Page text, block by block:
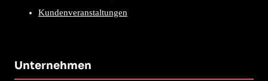
Kundenveranstaltungen
Unternehmen